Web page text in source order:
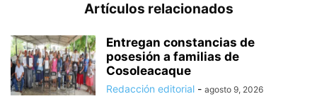
Artículos relacionados
Entregan constancias de
posesión a familias de
Cosoleacaque
Redacción editorial - agosto 9, 2026